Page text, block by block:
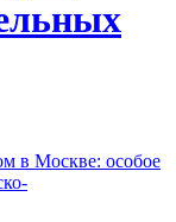
в Москве: особое